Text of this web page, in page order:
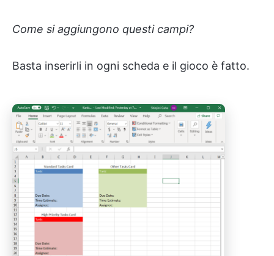
Come si aggiungono questi campi?
Basta inserirli in ogni scheda e il gioco è fatto.